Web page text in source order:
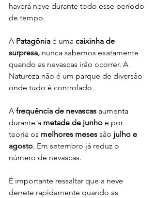
haverá neve durante todo esse período
de tempo.
A Patagônia é uma caixinha de
surpresa, nunca sabemos exatamente
quando as nevascas irão ocorrer. A
Natureza não é um parque de diversão
onde tudo é controlado.
A frequência de nevascas aumenta
durante a metade de junho e por
teoria os melhores meses são julho e
agosto. Em setembro já reduz o
número de nevascas.
É importante ressaltar que a neve
derrete rapidamente quando as